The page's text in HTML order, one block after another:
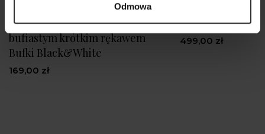
Odmowa
Bluzka w biało-czarne paski z
bufiastym krótkim rękawem
Bufki Black&White
169,00 zł
Kurtka Maddy
499,00 zł